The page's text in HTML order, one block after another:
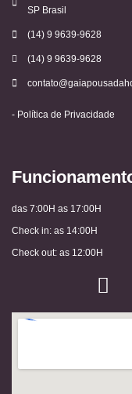
SP Brasil
(14) 9 9639-9628
(14) 9 9639-9628
- Política de Privacidade
das 7:00H as 17:00H
Check in: as 14:00H
Check out: as 12:00H